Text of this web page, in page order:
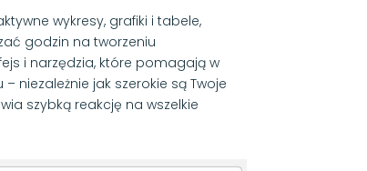
wykresy, grafiki i tabele,
godzin na tworzeniu
i narzędzia, które pomagają w
niezależnie jak szerokie są Twoje
szybką reakcję na wszelkie